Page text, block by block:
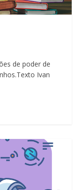
de poder de
Ivan